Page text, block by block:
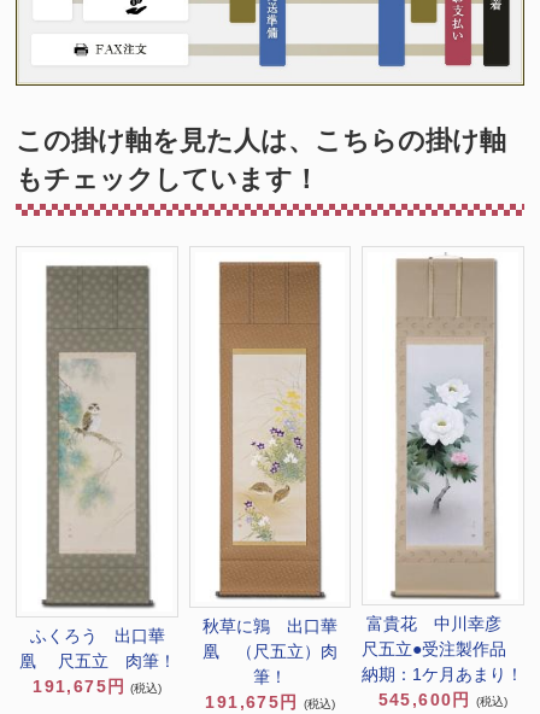
この掛け軸を見た人は、こちらの掛け軸
もチェックしています！
ふくろう 出口華
凰 尺五立 肉筆！
191,675円
(税込)
秋草に鶉 出口華
凰 （尺五立）肉
筆！
191,675円
(税込)
富貴花 中川幸彦
尺五立●受注製作品
納期：1ケ月あまり！
545,600円
(税込)